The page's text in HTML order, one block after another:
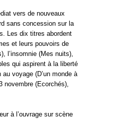
vers de nouveaux
sans concession sur la
Les dix titres abordent
et leurs pouvoirs de
l’insomnie (Mes nuits),
qui aspirent à la liberté
au voyage (D’un monde à
novembre (Ecorchés),
à l’ouvrage sur scène